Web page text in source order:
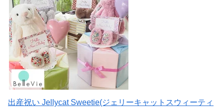
出産祝い Jellycat Sweetie(ジェリーキャットスウィーティ